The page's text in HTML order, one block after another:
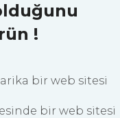
!
bir web sitesi
bir web sitesi